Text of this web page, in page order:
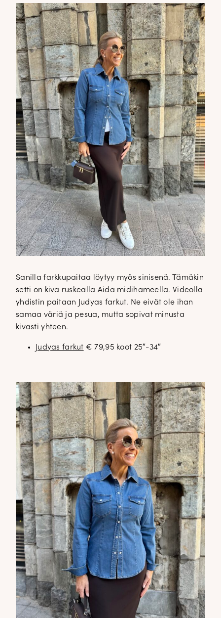
Sanilla farkkupaitaa löytyy myös sinisenä. Tämäkin
setti on kiva ruskealla Aida midihameella. Videolla
yhdistin paitaan Judyas farkut. Ne eivät ole ihan
samaa väriä ja pesua, mutta sopivat minusta
kivasti yhteen.
Judyas farkut € 79,95 koot 25″-34″